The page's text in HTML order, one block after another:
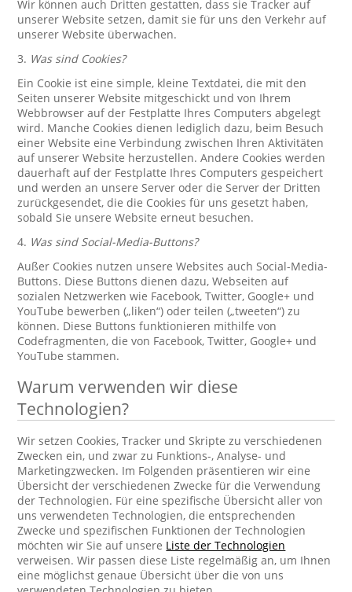
Wir können auch Dritten gestatten, dass sie Tracker auf
unserer Website setzen, damit sie für uns den Verkehr auf
unserer Website überwachen.
3. Was sind Cookies?
Ein Cookie ist eine simple, kleine Textdatei, die mit den
Seiten unserer Website mitgeschickt und von Ihrem
Webbrowser auf der Festplatte Ihres Computers abgelegt
wird. Manche Cookies dienen lediglich dazu, beim Besuch
einer Website eine Verbindung zwischen Ihren Aktivitäten
auf unserer Website herzustellen. Andere Cookies werden
dauerhaft auf der Festplatte Ihres Computers gespeichert
und werden an unsere Server oder die Server der Dritten
zurückgesendet, die die Cookies für uns gesetzt haben,
sobald Sie unsere Website erneut besuchen.
4. Was sind Social-Media-Buttons?
Außer Cookies nutzen unsere Websites auch Social-Media-
Buttons. Diese Buttons dienen dazu, Webseiten auf
sozialen Netzwerken wie Facebook, Twitter, Google+ und
YouTube bewerben („liken“) oder teilen („tweeten“) zu
können. Diese Buttons funktionieren mithilfe von
Codefragmenten, die von Facebook, Twitter, Google+ und
YouTube stammen.
Warum verwenden wir diese
Technologien?
Wir setzen Cookies, Tracker und Skripte zu verschiedenen
Zwecken ein, und zwar zu Funktions-, Analyse- und
Marketingzwecken. Im Folgenden präsentieren wir eine
Übersicht der verschiedenen Zwecke für die Verwendung
der Technologien. Für eine spezifische Übersicht aller von
uns verwendeten Technologien, die entsprechenden
Zwecke und spezifischen Funktionen der Technologien
möchten wir Sie auf unsere Liste der Technologien
verweisen. Wir passen diese Liste regelmäßig an, um Ihnen
eine möglichst genaue Übersicht über die von uns